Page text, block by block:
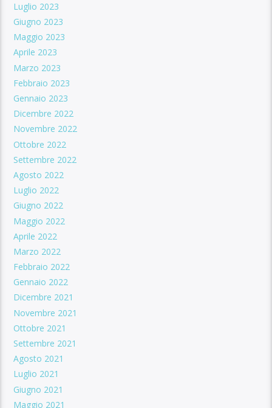
Luglio 2023
Giugno 2023
Maggio 2023
Aprile 2023
Marzo 2023
Febbraio 2023
Gennaio 2023
Dicembre 2022
Novembre 2022
Ottobre 2022
Settembre 2022
Agosto 2022
Luglio 2022
Giugno 2022
Maggio 2022
Aprile 2022
Marzo 2022
Febbraio 2022
Gennaio 2022
Dicembre 2021
Novembre 2021
Ottobre 2021
Settembre 2021
Agosto 2021
Luglio 2021
Giugno 2021
Maggio 2021